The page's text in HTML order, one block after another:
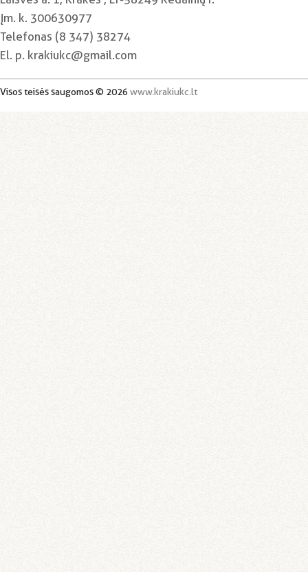
Įm. k. 300630977
Telefonas (8 347) 38274
El. p. krakiukc@gmail.com
Visos teisės saugomos © 2026 www.krakiukc.lt